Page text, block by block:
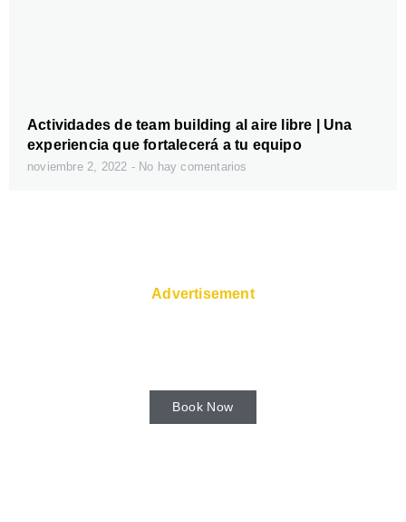
Actividades de team building al aire libre | Una
experiencia que fortalecerá a tu equipo
noviembre 2, 2022 No hay comentarios
Advertisement
Book Now